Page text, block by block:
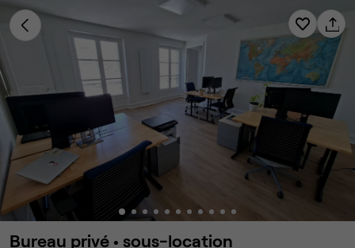
Bureau privé • sous-location